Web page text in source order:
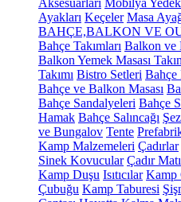
Aksesuarları Mobilya Yedek
Ayakları Keçeler Masa
BAHÇE,BALKON VE
Bahçe Takımları Balkon ve
Balkon Yemek Masası
Takımı Bistro Setleri Bahçe
Bahçe ve Balkon Masası
Bahçe Sandalyeleri Bahçe
Hamak Bahçe Salıncağı
ve Bungalov Tente
Kamp Malzemeleri Çadırlar
Sinek Kovucular Çadır Matı
Kamp Duşu Isıtıcılar Kamp
Çubuğu Kamp Taburesi